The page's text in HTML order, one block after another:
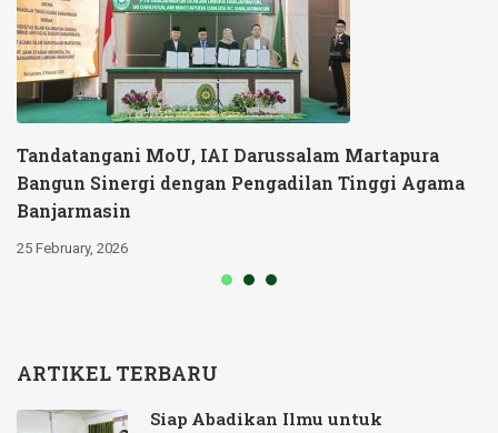
Tandatangani MoU, IAI Darussalam Martapura
Bangun Sinergi dengan Pengadilan Tinggi Agama
Banjarmasin
25 February, 2026
ARTIKEL TERBARU
Siap Abadikan Ilmu untuk